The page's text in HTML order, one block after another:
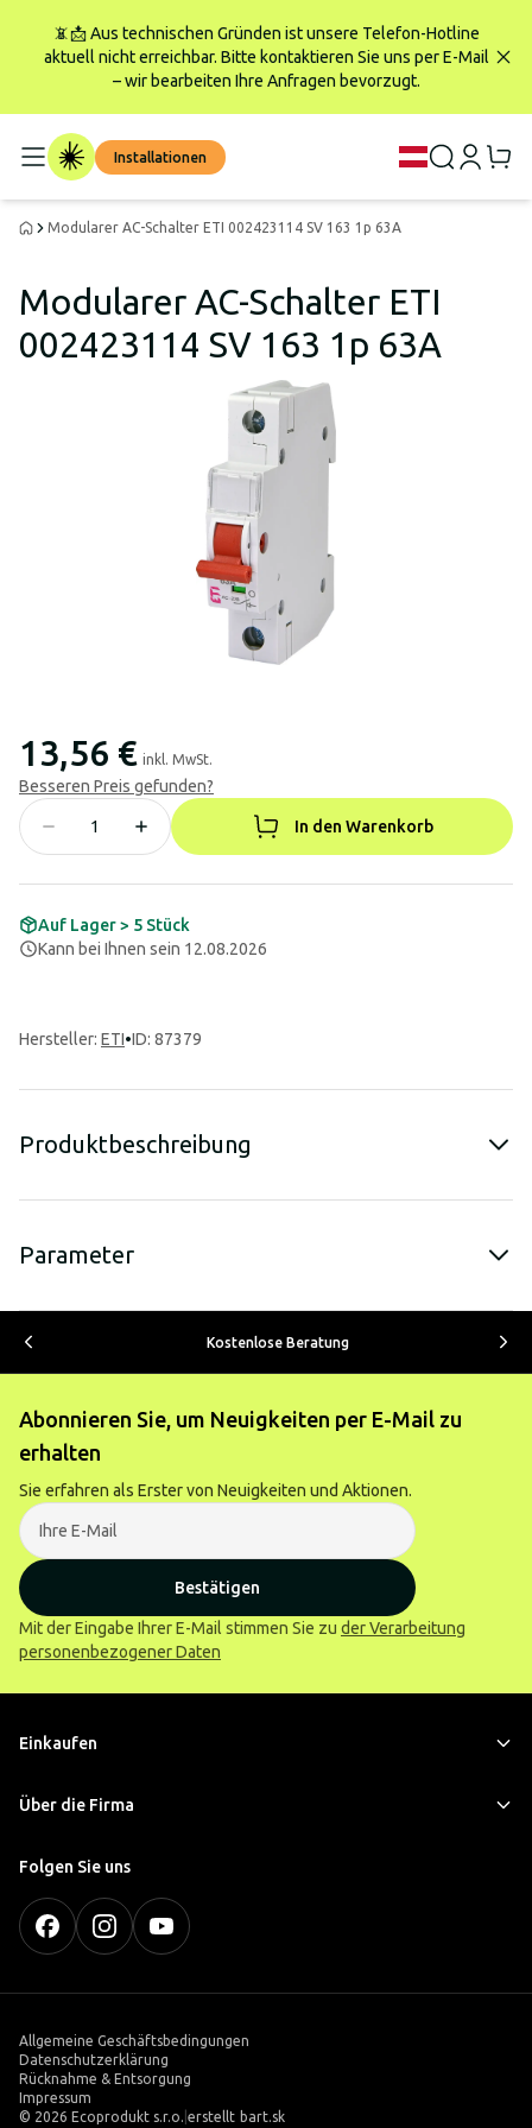
📵📩 Aus technischen Gründen ist unsere Telefon-Hotline
aktuell nicht erreichbar. Bitte kontaktieren Sie uns per E-Mail
– wir bearbeiten Ihre Anfragen bevorzugt.
Installationen
Modularer AC-Schalter ETI 002423114 SV 163 1p 63A
Modularer AC-Schalter ETI
002423114 SV 163 1p 63A
13,56 € inkl. MwSt.
Besseren Preis gefunden?
In den Warenkorb
Auf Lager > 5 Stück
Kann bei Ihnen sein 12.08.2026
Hersteller: ETI•ID: 87379
Produktbeschreibung
Parameter
Kostenlose Beratung
Abonnieren Sie, um Neuigkeiten per E-Mail zu
erhalten
Sie erfahren als Erster von Neuigkeiten und Aktionen.
Bestätigen
Mit der Eingabe Ihrer E-Mail stimmen Sie zu der Verarbeitung
personenbezogener Daten
Einkaufen
Über die Firma
Folgen Sie uns
Allgemeine Geschäftsbedingungen
Datenschutzerklärung
Rücknahme & Entsorgung
Impressum
© 2026 Ecoprodukt s.r.o. erstellt bart.sk